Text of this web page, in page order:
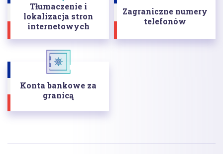
Tłumaczenie i
lokalizacja stron
internetowych
Zagraniczne numery
telefonów
Konta bankowe za
granicą